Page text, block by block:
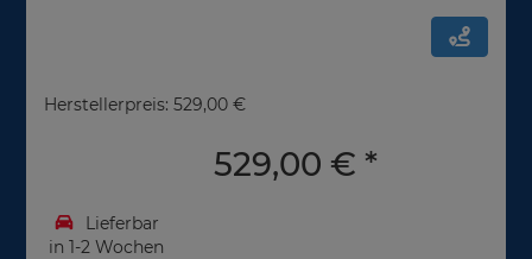
Herstellerpreis: 529,00 €
529,00 € *
Lieferbar
in 1-2 Wochen